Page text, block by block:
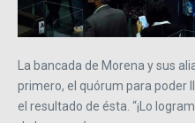
La bancada de Morena y sus
primero, el quórum para poder
el resultado de ésta. “¡Lo